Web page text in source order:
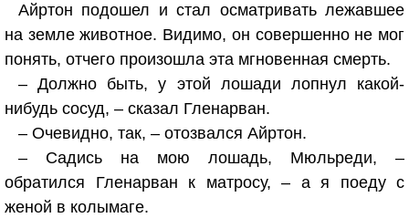
Айртон подошел и стал осматривать лежавшее
на земле животное. Видимо, он совершенно не мог
понять, отчего произошла эта мгновенная смерть.
– Должно быть, у этой лошади лопнул какой-
нибудь сосуд, – сказал Гленарван.
– Очевидно, так, – отозвался Айртон.
– Садись на мою лошадь, Мюльреди, –
обратился Гленарван к матросу, – а я поеду с
женой в колымаге.